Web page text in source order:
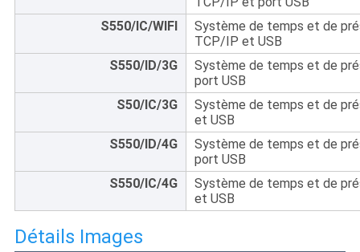
S550/IC/WIFI
Système de temps et de
TCP/IP et USB
S550/ID/3G
Système de temps et de
port USB
S50/IC/3G
Système de temps et de
et USB
S550/ID/4G
Système de temps et de
port USB
S550/IC/4G
Système de temps et de
et USB
Détails Images